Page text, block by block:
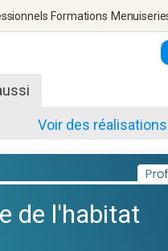
Formations
Voir des réalisations
de l'habitat